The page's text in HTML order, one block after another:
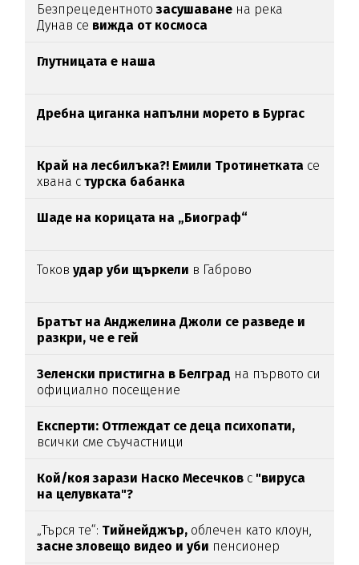
Безпрецедентнотозасушаване на река
Дунав се вижда от космоса
Глутницата е наша
Дребна циганка напълни морето в Бургас
Край на лесбилъка?! Емили Тротинетката се
хвана с турска бабанка
Шаде на корицата на „Биограф“
Токовудар уби щъркели в Габрово
Братът на Анджелина Джоли се разведе и
разкри, че е гей
Зеленски пристигна в Белград на първото си
официално посещение
Експерти: Отглеждат се деца психопати,
всички сме съучастници
Кой/коя зарази Наско Месечков с "вируса
на целувката"?
„Търся те“: Тийнейджър, облечен като клоун,
засне зловещо видео и уби пенсионер